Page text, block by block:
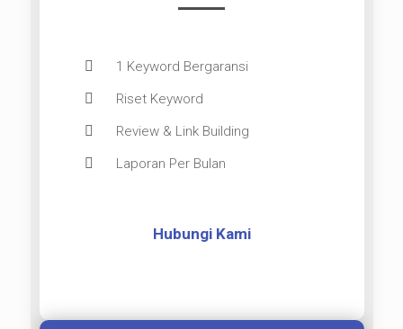
1 Keyword Bergaransi
Riset Keyword
Review & Link Building
Laporan Per Bulan
Hubungi Kami